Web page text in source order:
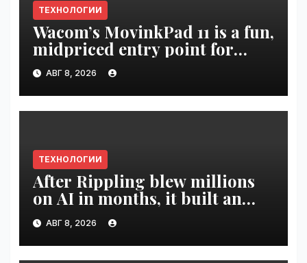
ТЕХНОЛОГИИ
Wacom’s MovinkPad 11 is a fun,
midpriced entry point for
digital artists | VseTime.ru
АВГ 8, 2026
ТЕХНОЛОГИИ
After Rippling blew millions
on AI in months, it built an
employee ROI tool |
VseTime.ru
АВГ 8, 2026